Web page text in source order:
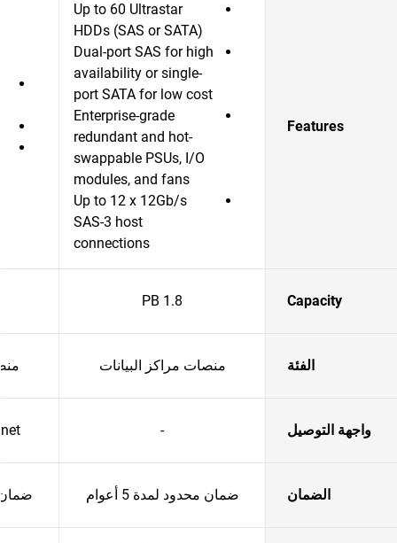
Features
Up to 60 Ultrastar
HDDs (SAS or SATA)
Dual-port SAS for high
availability or single-
port SATA for low cost
Enterprise-grade
redundant and hot-
swappable PSUs, I/O
modules, and fans
Up to 12 x 12Gb/s
SAS-3 host
connections
Capacity
1.8 PB
الفئة منصات مراكز البيانات
واجهة التوصيل -
الضمان ضمان محدود لمدة 5 أعوام ضمان